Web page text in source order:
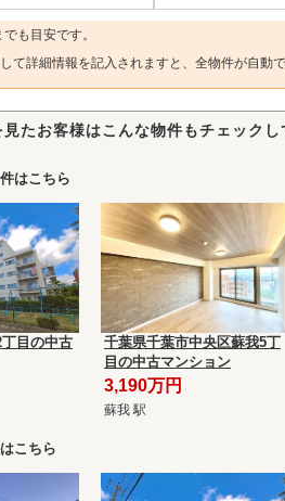
も目安です。
て詳細情報を記入されますと、全物件が自動
たお客様はこんな物件もチェックし
はこちら
目の中古
千葉県千葉市中央区蘇我5丁
目の中古マンション
3,190万円
蘇我 駅
こちら